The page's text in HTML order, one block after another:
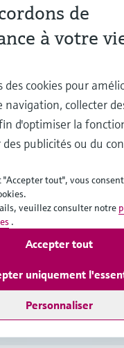
Group
d'utilisation
de
à votre
des cookies pour
navigation, collecter
d'optimiser la
publicités ou du
tout", vous
veuillez consulter notre
.
Personnaliser
uniquement
Accepter tout